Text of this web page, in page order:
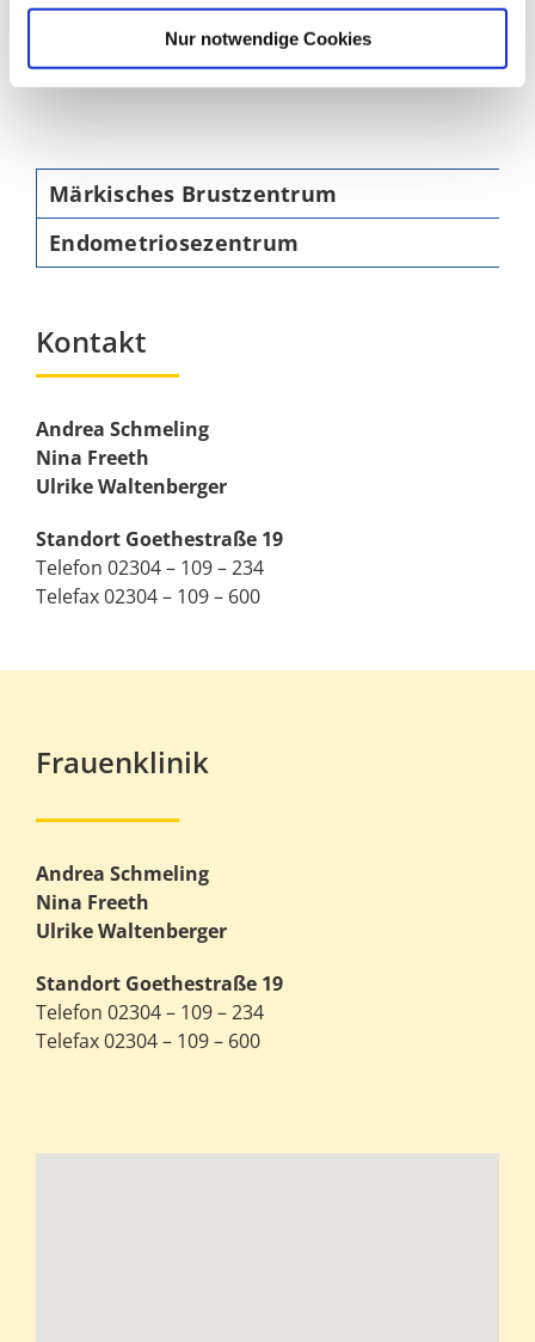
Nur notwendige Cookies
Team
Märkisches Brustzentrum
Endometriosezentrum
Kontakt
Andrea Schmeling
Nina Freeth
Ulrike Waltenberger
Standort Goethestraße 19
Telefon 02304 – 109 – 234
Telefax 02304 – 109 – 600
Frauenklinik
Andrea Schmeling
Nina Freeth
Ulrike Waltenberger
Standort Goethestraße 19
Telefon 02304 – 109 – 234
Telefax 02304 – 109 – 600